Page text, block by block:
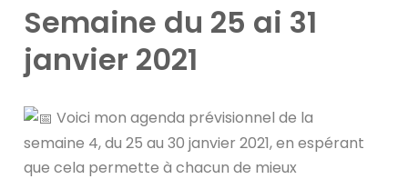
Semaine du 25 ai 31
janvier 2021
Voici mon agenda prévisionnel de la
semaine 4, du 25 au 30 janvier 2021, en espérant
que cela permette à chacun de mieux